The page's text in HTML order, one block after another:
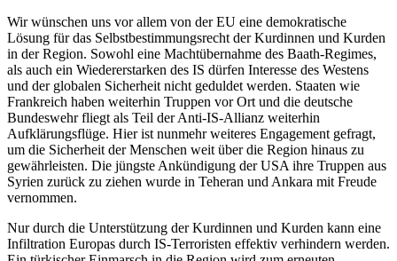
Wir wünschen uns vor allem von der EU eine demokratische
Lösung für das Selbstbestimmungsrecht der Kurdinnen und Kurden
in der Region. Sowohl eine Machtübernahme des Baath-Regimes,
als auch ein Wiedererstarken des IS dürfen Interesse des Westens
und der globalen Sicherheit nicht geduldet werden. Staaten wie
Frankreich haben weiterhin Truppen vor Ort und die deutsche
Bundeswehr fliegt als Teil der Anti-IS-Allianz weiterhin
Aufklärungsflüge. Hier ist nunmehr weiteres Engagement gefragt,
um die Sicherheit der Menschen weit über die Region hinaus zu
gewährleisten. Die jüngste Ankündigung der USA ihre Truppen aus
Syrien zurück zu ziehen wurde in Teheran und Ankara mit Freude
vernommen.
Nur durch die Unterstützung der Kurdinnen und Kurden kann eine
Infiltration Europas durch IS-Terroristen effektiv verhindern werden.